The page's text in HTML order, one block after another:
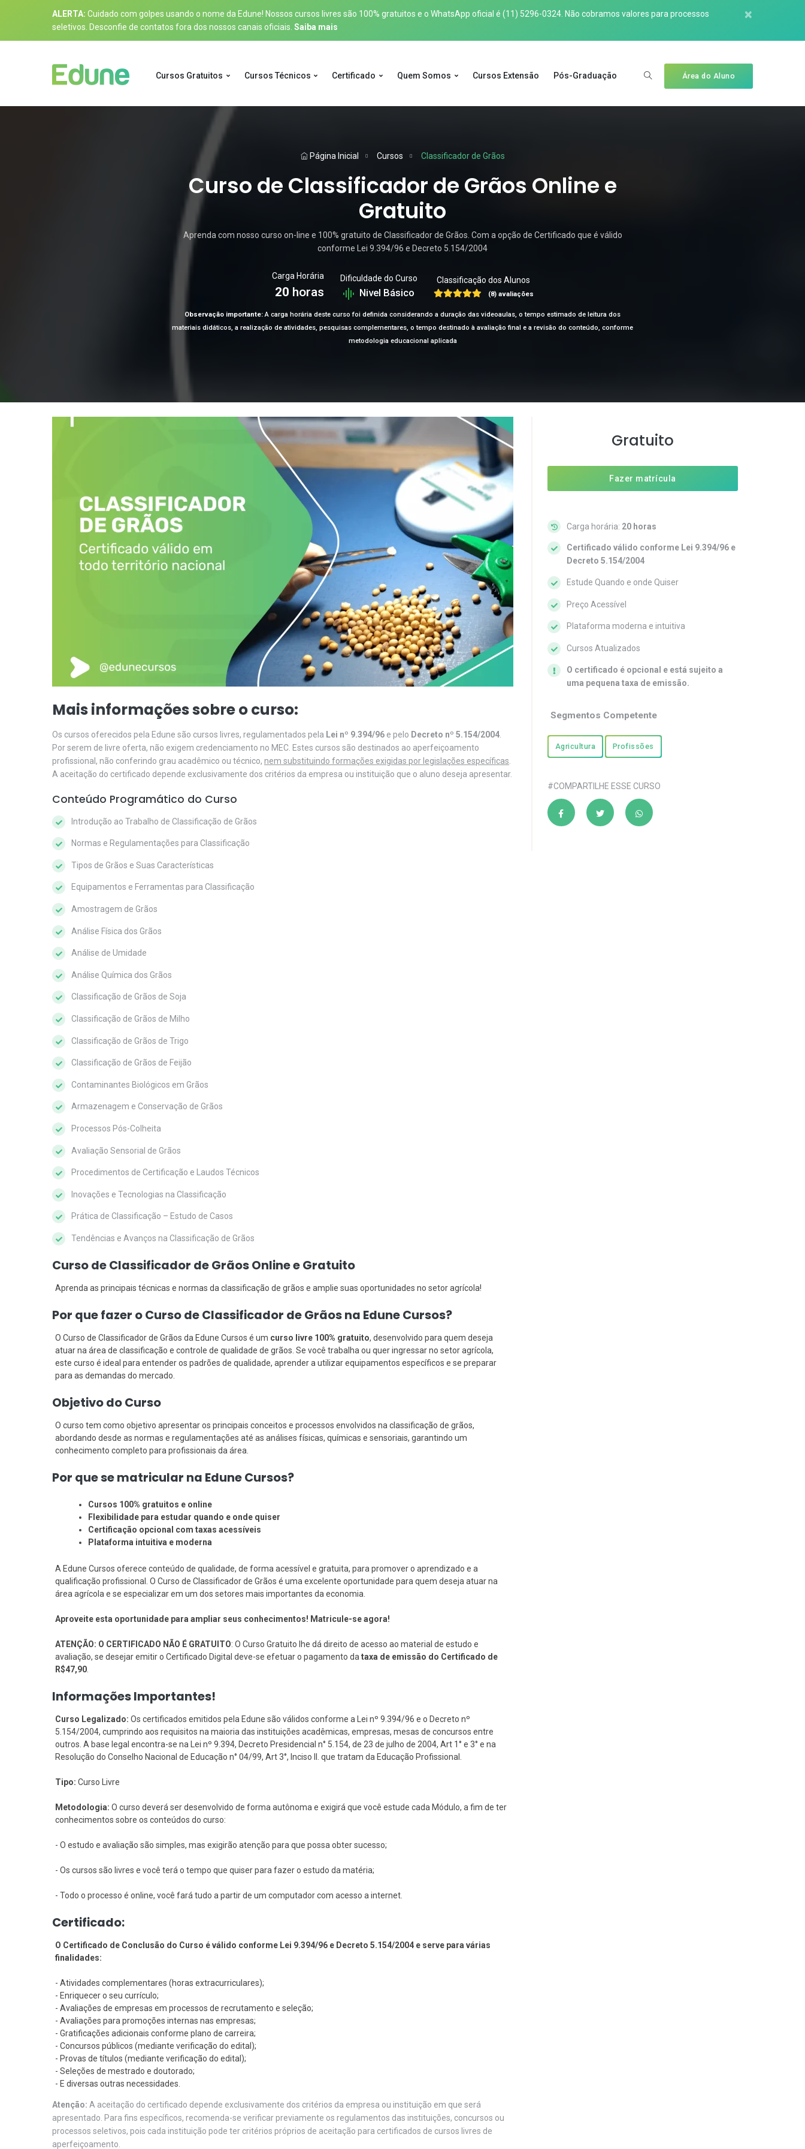
ALERTA: Cuidado com golpes usando o nome da Edune! Nossos cursos livres são 100% gratuitos e o WhatsApp oficial é (11) 5296-0324 . Não cobramos valores para processos
seletivos. Desconfie de contatos fora dos nossos canais oficiais. Saiba mais
×
Cursos Gratuitos Cursos Técnicos Certificado Quem Somos Cursos Extensão Pós-Graduação Área do Aluno
Página Inicial Cursos Classificador de Grãos
Curso de Classificador de Grãos Online e
Gratuito
Aprenda com nosso curso on-line e 100% gratuito de Classificador de Grãos. Com a opção de Certificado que é válido
conforme Lei 9.394/96 e Decreto 5.154/2004
Carga Horária
20 horas
Dificuldade do Curso
Nivel Básico
Classificação dos Alunos
(8) avaliações
Observação importante:A carga horária deste curso foi definida considerando a duração das videoaulas, o tempo estimado de leitura dos
materiais didáticos, a realização de atividades, pesquisas complementares, o tempo destinado à avaliação final e a revisão do conteúdo, conforme
metodologia educacional aplicada
Mais informações sobre o curso:
Os cursos oferecidos pela Edune são cursos livres, regulamentados pela Lei nº 9.394/96 e pelo Decreto nº 5.154/2004
Por serem de livre oferta, não exigem credenciamento no MEC. Estes cursos são destinados ao aperfeiçoamento
profissional, não conferindo grau acadêmico ou técnico, nem substituindo formações exigidas por legislações específicas
A aceitação do certificado depende exclusivamente dos critérios da empresa ou instituição que o aluno deseja apresentar.
Conteúdo Programático do Curso
Introdução ao Trabalho de Classificação de Grãos
Normas e Regulamentações para Classificação
Tipos de Grãos e Suas Características
Equipamentos e Ferramentas para Classificação
Amostragem de Grãos
Análise Física dos Grãos
Análise de Umidade
Análise Química dos Grãos
Classificação de Grãos de Soja
Classificação de Grãos de Milho
Classificação de Grãos de Trigo
Classificação de Grãos de Feijão
Contaminantes Biológicos em Grãos
Armazenagem e Conservação de Grãos
Processos Pós-Colheita
Avaliação Sensorial de Grãos
Procedimentos de Certificação e Laudos Técnicos
Inovações e Tecnologias na Classificação
Prática de Classificação – Estudo de Casos
Tendências e Avanços na Classificação de Grãos
Curso de Classificador de Grãos Online e Gratuito
Aprenda as principais técnicas e normas da classificação de grãos e amplie suas oportunidades no setor agrícola!
Por que fazer o Curso de Classificador de Grãos na Edune Cursos?
O Curso de Classificador de Grãos da Edune Cursos é um curso livre 100% gratuito, desenvolvido para quem deseja
atuar na área de classificação e controle de qualidade de grãos. Se você trabalha ou quer ingressar no setor agrícola,
este curso é ideal para entender os padrões de qualidade, aprender a utilizar equipamentos específicos e se preparar
para as demandas do mercado.
Objetivo do Curso
O curso tem como objetivo apresentar os principais conceitos e processos envolvidos na classificação de grãos,
abordando desde as normas e regulamentações até as análises físicas, químicas e sensoriais, garantindo um
conhecimento completo para profissionais da área.
Por que se matricular na Edune Cursos?
Cursos 100% gratuitos e online
Flexibilidade para estudar quando e onde quiser
Certificação opcional com taxas acessíveis
Plataforma intuitiva e moderna
A Edune Cursos oferece conteúdo de qualidade, de forma acessível e gratuita, para promover o aprendizado e a
qualificação profissional. O Curso de Classificador de Grãos é uma excelente oportunidade para quem deseja atuar na
área agrícola e se especializar em um dos setores mais importantes da economia.
Aproveite esta oportunidade para ampliar seus conhecimentos! Matricule-se agora!
ATENÇÃO: O CERTIFICADO NÃO É GRATUITO: O Curso Gratuito lhe dá direito de acesso ao material de estudo e
avaliação, se desejar emitir o Certificado Digital deve-se efetuar o pagamento da taxa de emissão do Certificado de
R$47,90
Informações Importantes!
Curso Legalizado: Os certificados emitidos pela Edune são válidos conforme a Lei nº 9.394/96 e o Decreto nº
5.154/2004, cumprindo aos requisitos na maioria das instituições acadêmicas, empresas, mesas de concursos entre
outros. A base legal encontra-se na Lei nº 9.394, Decreto Presidencial n° 5.154, de 23 de julho de 2004, Art 1° e 3° e na
Resolução do Conselho Nacional de Educação n° 04/99, Art 3°, Inciso II. que tratam da Educação Profissional.
Tipo: Curso Livre
Metodologia: O curso deverá ser desenvolvido de forma autônoma e exigirá que você estude cada Módulo, a fim de ter
conhecimentos sobre os conteúdos do curso:
- O estudo e avaliação são simples, mas exigirão atenção para que possa obter sucesso;
- Os cursos são livres e você terá o tempo que quiser para fazer o estudo da matéria;
- Todo o processo é online, você fará tudo a partir de um computador com acesso a internet.
Certificado:
O Certificado de Conclusão do Curso é válido conforme Lei 9.394/96 e Decreto 5.154/2004 e serve para várias
finalidades:
- Atividades complementares (horas extracurriculares);
- Enriquecer o seu currículo;
- Avaliações de empresas em processos de recrutamento e seleção;
- Avaliações para promoções internas nas empresas;
- Gratificações adicionais conforme plano de carreira;
- Concursos públicos (mediante verificação do edital);
- Provas de títulos (mediante verificação do edital);
- Seleções de mestrado e doutorado;
- E diversas outras necessidades.
Atenção: A aceitação do certificado depende exclusivamente dos critérios da empresa ou instituição em que será
apresentado. Para fins específicos, recomenda-se verificar previamente os regulamentos das instituições, concursos ou
processos seletivos, pois cada instituição pode ter critérios próprios de aceitação para certificados de cursos livres de
aperfeiçoamento.
Gratuito
Fazer matrícula
Carga horária: 20 horas
Certificado válido conforme Lei 9.394/96 e
Decreto 5.154/2004
Estude Quando e onde Quiser
Preço Acessível
Plataforma moderna e intuitiva
Cursos Atualizados
O certificado é opcional e está sujeito a
uma pequena taxa de emissão.
Segmentos Competente
Agricultura Profissões
#COMPARTILHE ESSE CURSO